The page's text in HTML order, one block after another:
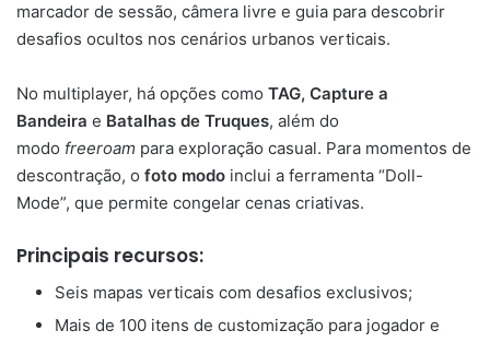
marcador de sessão, câmera livre e guia para descobrir
desafios ocultos nos cenários urbanos verticais.
No multiplayer, há opções como TAG, Capture a
Bandeira e Batalhas de Truques, além do
modo freeroam para exploração casual. Para momentos de
descontração, o foto modo inclui a ferramenta “Doll-
Mode”, que permite congelar cenas criativas.
Principais recursos:
Seis mapas verticais com desafios exclusivos;
Mais de 100 itens de customização para jogador e